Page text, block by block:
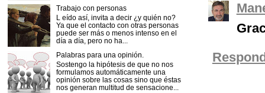
Trabajo con personas
L eído así, invita a decir ¿y quién no?
Ya que el contacto con otras personas
puede ser más o menos intenso en el
día a día, pero no ha...
Palabras para una opinión.
Sostengo la hipótesis de que no nos
formulamos automáticamente una
opinión sobre las cosas sino que éstas
nos generan multitud de sensacione...